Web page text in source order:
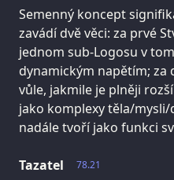
Semenný koncept
zavádí dvě věci: za prvé
jednom sub-Logosu v
dynamickým napětím;
vůle, jakmile je plněji
jako komplexy těla/
nadále tvoří jako funkci
78.21
Tazatel